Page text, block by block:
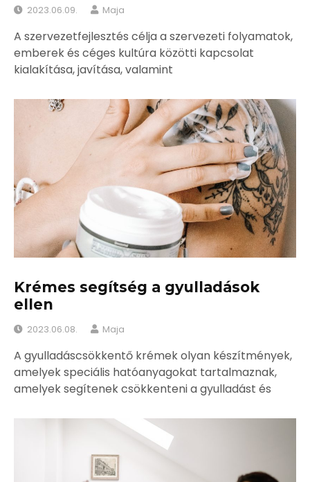
2023.06.09. Maja
A szervezetfejlesztés célja a szervezeti folyamatok,
emberek és céges kultúra közötti kapcsolat
kialakítása, javítása, valamint
Krémes segítség a gyulladások
ellen
2023.06.08. Maja
A gyulladáscsökkentő krémek olyan készítmények,
amelyek speciális hatóanyagokat tartalmaznak,
amelyek segítenek csökkenteni a gyulladást és